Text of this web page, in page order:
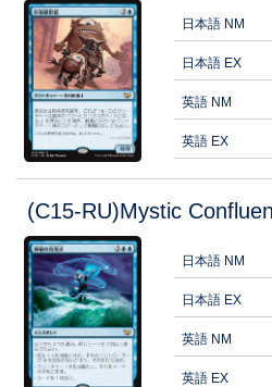
日本語 NM
日本語 EX
英語 NM
英語 EX
(C15-RU)Mystic
日本語 NM
日本語 EX
英語 NM
英語 EX